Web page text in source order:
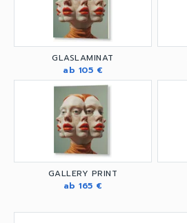
GLASLAMINAT
ab 105 €
GALLERY PRINT
ab 165 €